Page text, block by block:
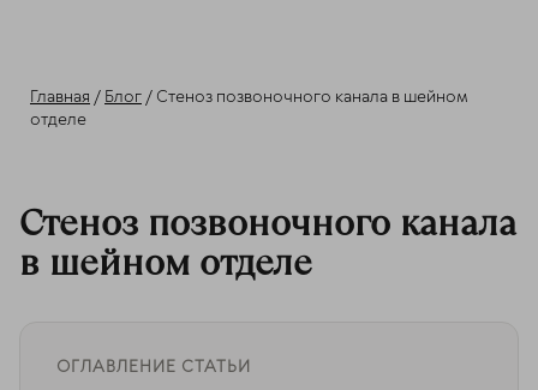
Главная / Блог / Стеноз позвоночного канала в шейном
отделе
Стеноз позвоночного канала
в шейном отделе
ОГЛАВЛЕНИЕ СТАТЬИ